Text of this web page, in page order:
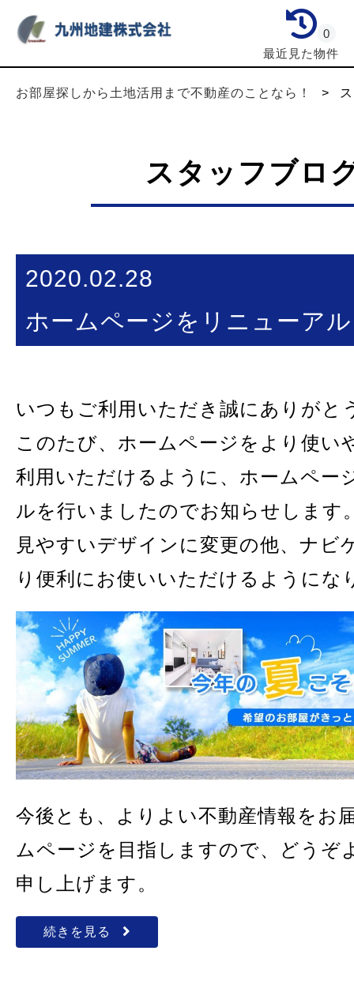
最近見た物件
0
お部屋探しから土地活用まで不動産のことなら！ >
スタッフブロ
2020.02.28
ホームページをリニューア
いつもご利用いただき誠にありがと
このたび、ホームページをより使い
利用いただけるように、ホームペー
ルを行いましたのでお知らせします
見やすいデザインに変更の他、ナビ
り便利にお使いいただけるようにな
今後とも、よりよい不動産情報をお
ムページを目指しますので、どうぞ
申し上げます。
続きを見る